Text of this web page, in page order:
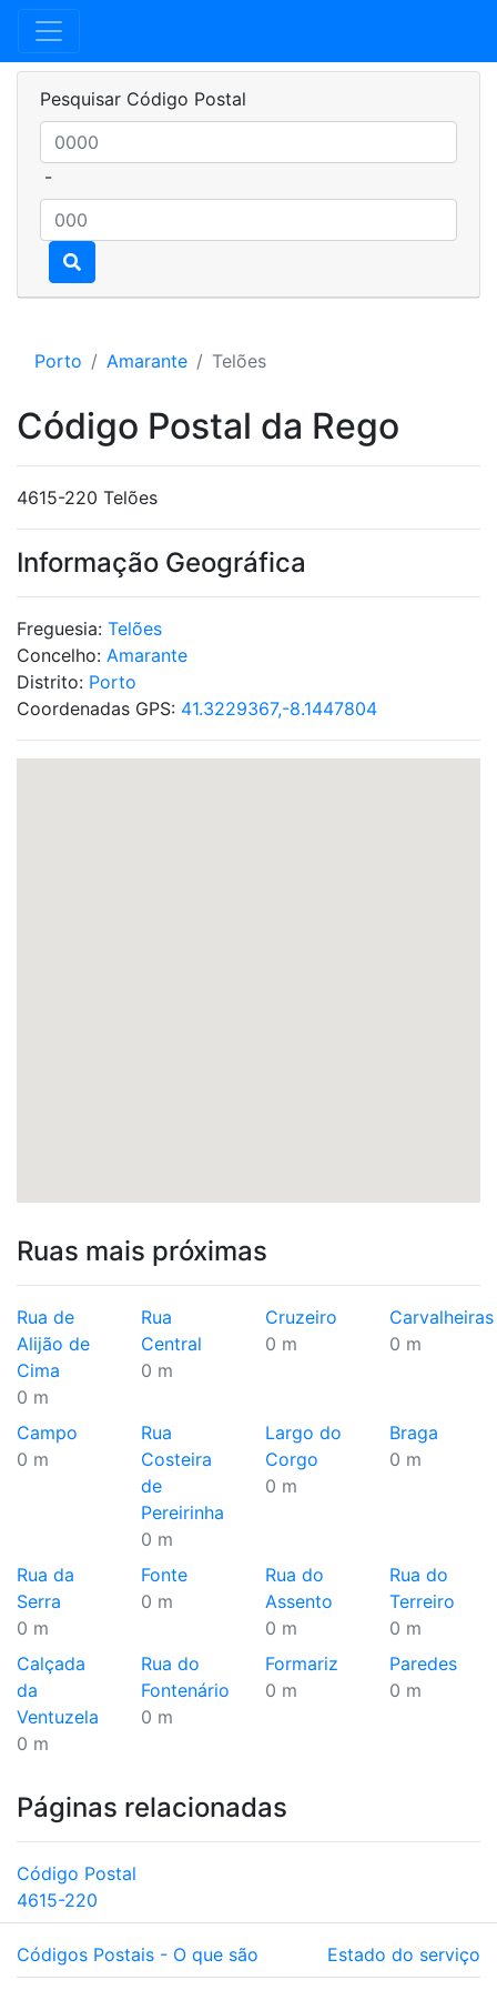
Pesquisar Código Postal
-
Porto Amarante Telões
Código Postal da Rego
4615-220 Telões
Informação Geográfica
Freguesia: Telões
Concelho: Amarante
Distrito: Porto
Coordenadas GPS: 41.3229367,-8.1447804
Ruas mais próximas
Rua de
Alijão de
Cima
0 m
Rua
Central
0 m
Cruzeiro
0 m
Carvalheiras
0 m
Campo
0 m
Rua
Costeira
de
Pereirinha
0 m
Largo do
Corgo
0 m
Braga
0 m
Rua da
Serra
0 m
Fonte
0 m
Rua do
Assento
0 m
Rua do
Terreiro
0 m
Calçada
da
Ventuzela
0 m
Rua do
Fontenário
0 m
Formariz
0 m
Paredes
0 m
Páginas relacionadas
Código Postal
4615-220
Códigos Postais - O que são Estado do serviço